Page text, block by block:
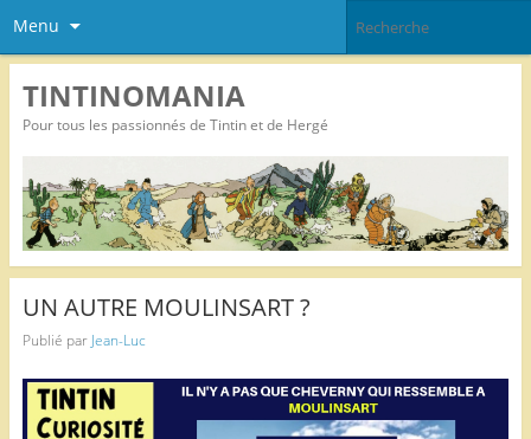
Menu
TINTINOMANIA
Pour tous les passionnés de Tintin et de Hergé
UN AUTRE MOULINSART ?
Publié par Jean-Luc